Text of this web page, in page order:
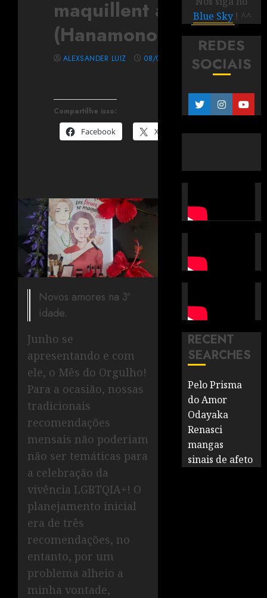
maquillent aussi”
(Hanamonogatari)
Compartilhe isso:
Facebook
X
ALEXSANDER LUIZ 08/06/2026
Novos amores na 3ª
idade.
Junho se
apresentando e com
ele, o Mês do Orgulho!
Para a ocasião, nossas
tradicionais
recomendações
mensais não poderiam
não ser temáticas para
a celebração da
vivência LGBTQIA+! O
planejamento inicial
era de três
recomendações, no
entanto, por um
problema alheio a
minha vontade,
Blue Sky ! ^^
REDES
SOCIAIS
RECENT
SEARCHES
Pelo Prisma
do Amor
Odayaka
Renasci
mangas
sinais de afeto